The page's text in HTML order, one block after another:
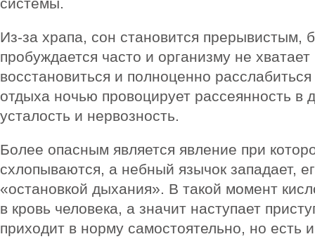
Из-за храпа, сон становится прерывистым,
пробуждается часто и организму не
восстановиться и полноценно
отдыха ночью провоцирует рассеянность в
усталость и нервозность.
Более опасным является явление при
схлопываются, а небный язычок западает,
«остановкой дыхания». В такой момент
в кровь человека, а значит наступает
приходит в норму самостоятельно, но есть